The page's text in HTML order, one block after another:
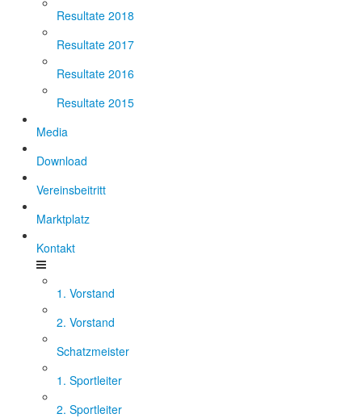
Resultate 2018
Resultate 2017
Resultate 2016
Resultate 2015
Media
Download
Vereinsbeitritt
Marktplatz
Kontakt
1. Vorstand
2. Vorstand
Schatzmeister
1. Sportleiter
2. Sportleiter